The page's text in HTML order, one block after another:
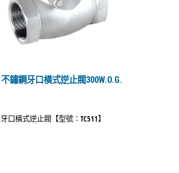
不鏽鋼牙口橫式逆止閥300W.O.G.
牙口橫式逆止閥【型號：TC511】